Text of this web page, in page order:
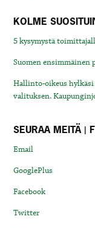
KOLME
5 kysymystä
Suomen
Hallinto-oikeus
valituksen.
SEURAA MEITÄ |
Email
GooglePlus
Facebook
Twitter